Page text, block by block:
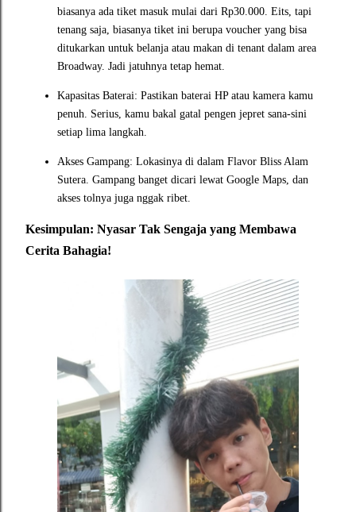
biasanya ada tiket masuk mulai dari Rp30.000. Eits, tapi
tenang saja, biasanya tiket ini berupa voucher yang bisa
ditukarkan untuk belanja atau makan di tenant dalam area
Broadway. Jadi jatuhnya tetap hemat.
Kapasitas Baterai: Pastikan baterai HP atau kamera kamu
penuh. Serius, kamu bakal gatal pengen jepret sana-sini
setiap lima langkah.
Akses Gampang: Lokasinya di dalam Flavor Bliss Alam
Sutera. Gampang banget dicari lewat Google Maps, dan
akses tolnya juga nggak ribet.
Kesimpulan: Nyasar Tak Sengaja yang Membawa
Cerita Bahagia!